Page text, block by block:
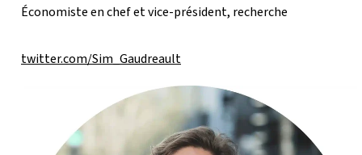
Économiste en chef et vice-président, recherche
twitter.com/Sim_Gaudreault